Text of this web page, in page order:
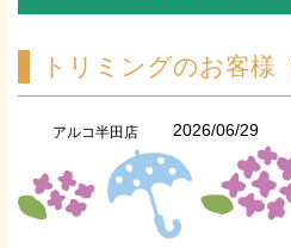
トリミングのお客様
アルコ半田店 2026/06/29